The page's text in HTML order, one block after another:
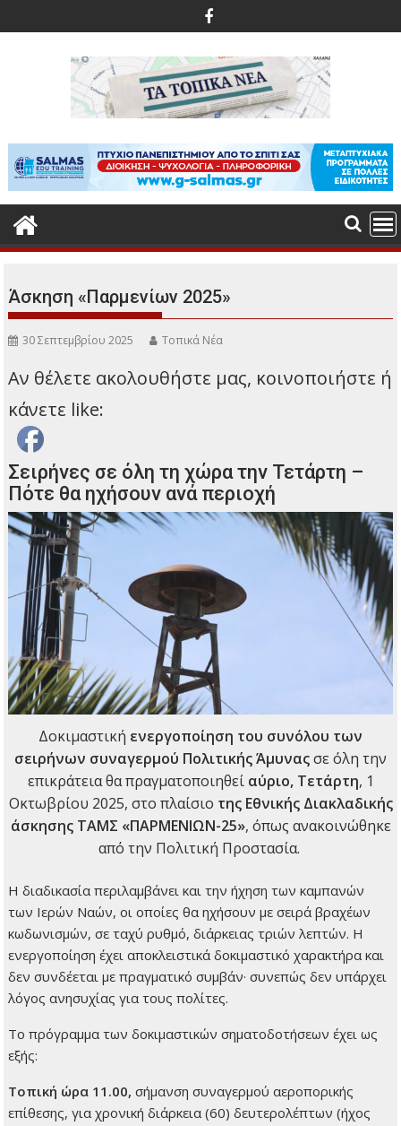
στο
περιεχόμενο
Άσκηση «Παρμενίων 2025»
30 Σεπτεμβρίου 2025 Τοπικά Νέα
Αν θέλετε ακολουθήστε μας, κοινοποιήστε ή
κάνετε like:
Σειρήνες σε όλη τη χώρα την Τετάρτη –
Πότε θα ηχήσουν ανά περιοχή
Δοκιμαστική ενεργοποίηση του συνόλου των
σειρήνων συναγερμού Πολιτικής Άμυναςσε όλη την
επικράτεια θα πραγματοποιηθεί αύριο, Τετάρτη, 1
Οκτωβρίου 2025, στο πλαίσιο της Εθνικής Διακλαδικής
άσκησης ΤΑΜΣ «ΠΑΡΜΕΝΙΩΝ-25», όπως ανακοινώθηκε
από την Πολιτική Προστασία.
Η διαδικασία περιλαμβάνει και την ήχηση των καμπανών
των Ιερών Ναών, οι οποίες θα ηχήσουν με σειρά βραχέων
κωδωνισμών, σε ταχύ ρυθμό, διάρκειας τριών λεπτών. Η
ενεργοποίηση έχει αποκλειστικά δοκιμαστικό χαρακτήρα και
δεν συνδέεται με πραγματικό συμβάν· συνεπώς δεν υπάρχει
λόγος ανησυχίας για τους πολίτες.
Το πρόγραμμα των δοκιμαστικών σηματοδοτήσεων έχει ως
εξής:
Τοπική ώρα 11.00,σήμανση συναγερμού αεροπορικής
επίθεσης, για χρονική διάρκεια (60) δευτερολέπτων (ήχος